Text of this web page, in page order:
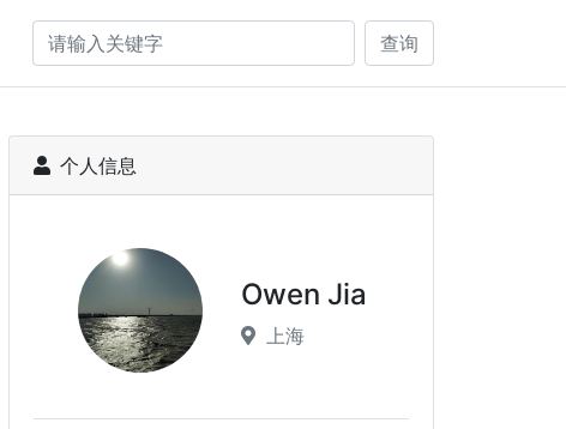
查询
个人信息
Owen Jia
上海